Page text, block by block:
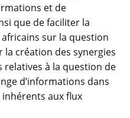
et de
que de faciliter la
sur la question
création des synergies
relatives à la question de
d’informations dans
inhérents aux flux